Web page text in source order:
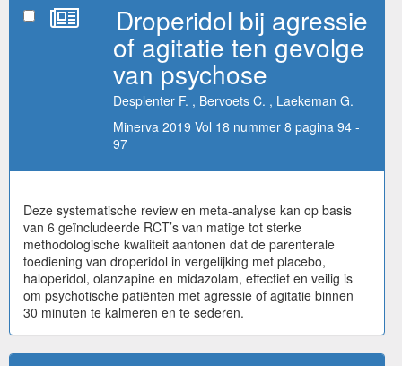
Droperidol bij agressie
of agitatie ten gevolge
van psychose
Desplenter F. , Bervoets C. , Laekeman G.
Minerva 2019 Vol 18 nummer 8 pagina 94 -
97
Deze systematische review en meta-analyse kan op basis
van 6 geïncludeerde RCT’s van matige tot sterke
methodologische kwaliteit aantonen dat de parenterale
toediening van droperidol in vergelijking met placebo,
haloperidol, olanzapine en midazolam, effectief en veilig is
om psychotische patiënten met agressie of agitatie binnen
30 minuten te kalmeren en te sederen.